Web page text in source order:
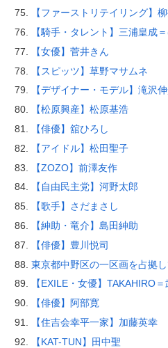
【ファーストリテイリング】
【騎手・タレント】三浦皇成
【女優】菅井きん
【スピッツ】草野マサムネ
【デザイナー・モデル】滝沢
【松原興産】松原基浩
【俳優】舘ひろし
【アイドル】松田聖子
【ZOZO】前澤友作
【自由民主党】河野太郎
【歌手】さだまさし
【紳助・竜介】島田紳助
【俳優】豊川悦司
東京都中野区の一区画を占拠
【EXILE・女優】TAKAHIRO
【俳優】阿部寛
【住吉会幸平一家】加藤英幸
【KAT-TUN】田中聖